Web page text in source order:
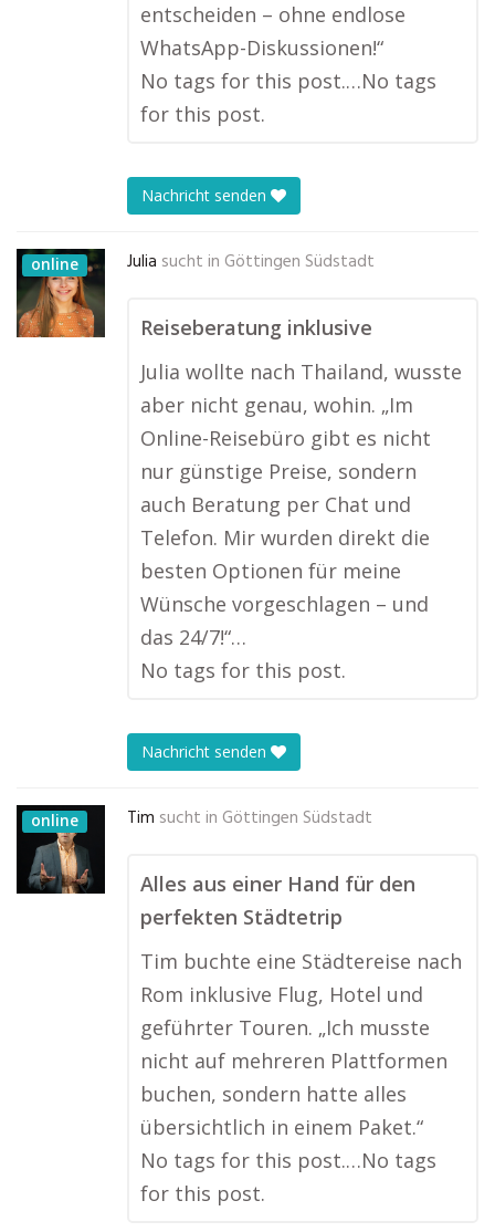
entscheiden – ohne endlose
WhatsApp-Diskussionen!“
No tags for this post.…No tags
for this post.
Nachricht senden
online Julia sucht in Göttingen Südstadt
Reiseberatung inklusive
Julia wollte nach Thailand, wusste
aber nicht genau, wohin. „Im
Online-Reisebüro gibt es nicht
nur günstige Preise, sondern
auch Beratung per Chat und
Telefon. Mir wurden direkt die
besten Optionen für meine
Wünsche vorgeschlagen – und
das 24/7!“…
No tags for this post.
Nachricht senden
online Tim sucht in Göttingen Südstadt
Alles aus einer Hand für den
perfekten Städtetrip
Tim buchte eine Städtereise nach
Rom inklusive Flug, Hotel und
geführter Touren. „Ich musste
nicht auf mehreren Plattformen
buchen, sondern hatte alles
übersichtlich in einem Paket.“
No tags for this post.…No tags
for this post.